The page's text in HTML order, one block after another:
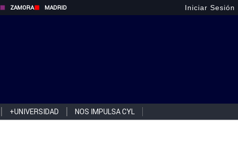
ZAMORA MADRID Iniciar Sesión
+UNIVERSIDAD NOS IMPULSA CYL